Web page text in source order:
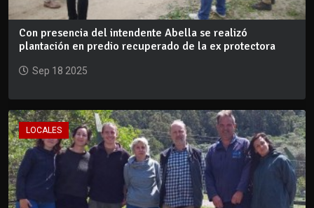
Con presencia del intendente Abella se realizó
plantación en predio recuperado de la ex protectora
Sep 18 2025
LOCALES